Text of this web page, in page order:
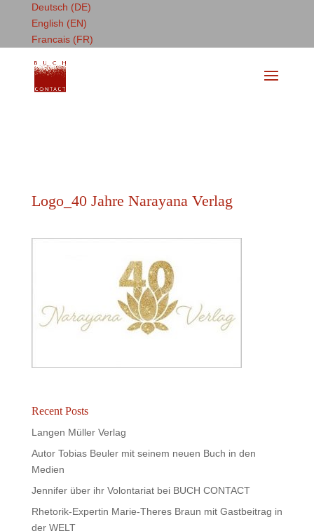
Deutsch (DE)
English (EN)
Francais (FR)
Logo_40 Jahre Narayana Verlag
Recent Posts
Langen Müller Verlag
Autor Tobias Beuler mit seinem neuen Buch in den
Medien
Jennifer über ihr Volontariat bei BUCH CONTACT
Rhetorik-Expertin Marie-Theres Braun mit Gastbeitrag in
der WELT